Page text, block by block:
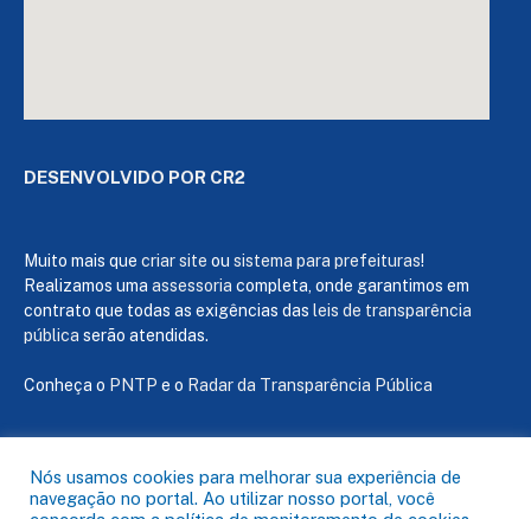
DESENVOLVIDO POR CR2
Muito mais que criar site ou sistema para prefeituras!
Realizamos uma assessoria completa, onde garantimos em
contrato que todas as exigências das leis de transparência
pública serão atendidas.
Conheça o PNTP e o Radar da Transparência Pública
Todos os direitos reservados a Câmara de Capanema
Nós usamos cookies para melhorar sua experiência de
navegação no portal. Ao utilizar nosso portal, você